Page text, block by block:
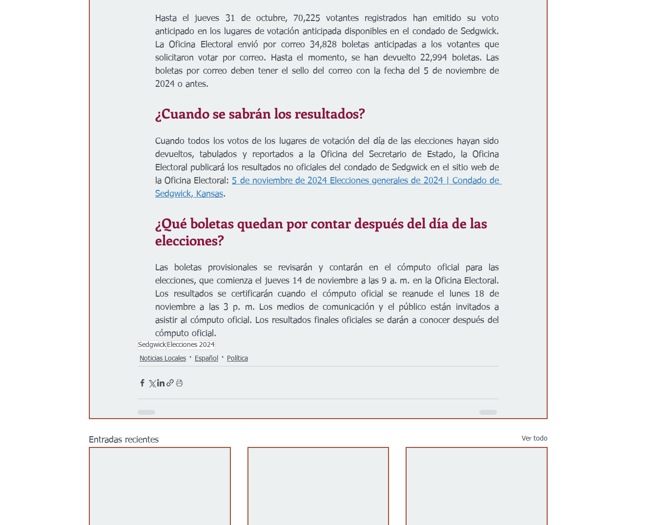
Hasta el jueves 31 de octubre, 70,225 votantes registrados han emitido su voto
anticipado en los lugares de votación anticipada disponibles en el condado de Sedgwick.
La Oficina Electoral envió por correo 34,828 boletas anticipadas a los votantes que
solicitaron votar por correo. Hasta el momento, se han devuelto 22,994 boletas. Las
boletas por correo deben tener el sello del correo con la fecha del 5 de noviembre de
2024 o antes.
¿Cuando se sabrán los resultados?
Cuando todos los votos de los lugares de votación del día de las elecciones hayan sido
devueltos, tabulados y reportados a la Oficina del Secretario de Estado, la Oficina
Electoral publicará los resultados no oficiales del condado de Sedgwick en el sitio web de
la Oficina Electoral: 5 de noviembre de 2024 Elecciones generales de 2024 | Condado de
Sedgwick, Kansas.
¿Qué boletas quedan por contar después del día de las
elecciones?
Las boletas provisionales se revisarán y contarán en el cómputo oficial para las
elecciones, que comienza el jueves 14 de noviembre a las 9 a. m. en la Oficina Electoral.
Los resultados se certificarán cuando el cómputo oficial se reanude el lunes 18 de
noviembre a las 3 p. m. Los medios de comunicación y el público están invitados a
asistir al cómputo oficial. Los resultados finales oficiales se darán a conocer después del
cómputo oficial.
Sedgwick Elecciones 2024
Noticias Locales
Español Política
Entradas recientes Ver todo